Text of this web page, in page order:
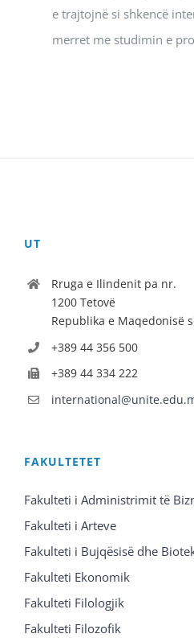
e trajtojnë si shkencë
merret me studimin e
UT
Rruga e Ilindenit pa nr.
1200 Tetovë
Republika e Maqedonisë
+389 44 356 500
+389 44 334 222
FAKULTETET
Fakulteti i Administrimit të
Fakulteti i Arteve
Fakulteti i Bujqësisë dhe
Fakulteti Ekonomik
Fakulteti Filologjik
Fakulteti Filozofik